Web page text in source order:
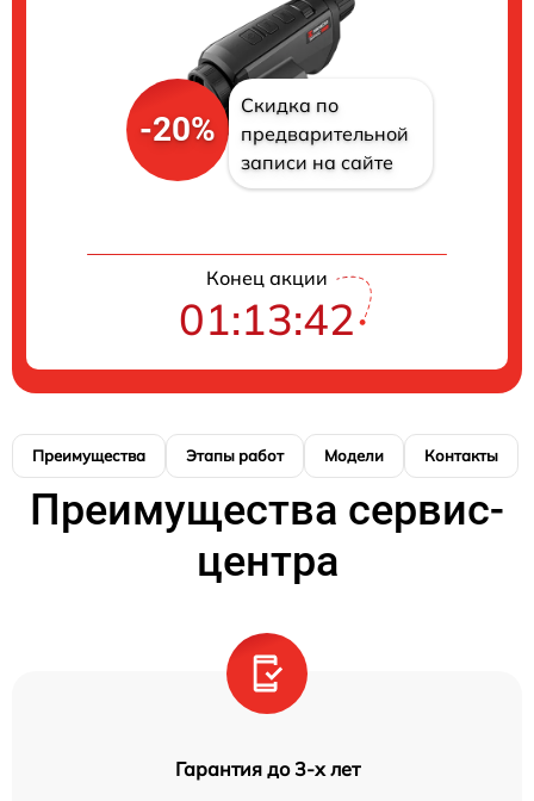
-20%
Скидка по
предварительной
записи на сайте
Конец акции
01:13:41
Преимущества Этапы работ Модели Контакты
Преимущества сервис-
центра
Гарантия до 3-х лет